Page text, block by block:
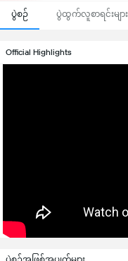
ပွဲစဉ် ပွဲထွက်လူစာရင်းများ
Official Highlights